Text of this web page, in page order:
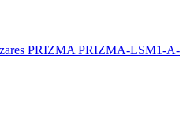
PRIZMA PRIZMA-LSM1-A-